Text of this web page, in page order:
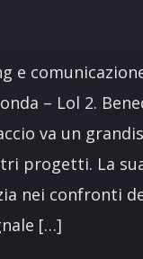
e
– Lol 2.
va un
progetti. La
nei confronti
[…]